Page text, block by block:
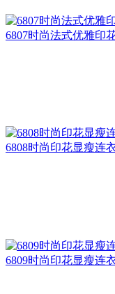
6807时尚法式优雅印
6808时尚印花显瘦连
6809时尚印花显瘦连